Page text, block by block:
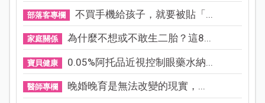
部落客專欄 不買手機給孩子，就要被貼「...
家庭關係 為什麼不想或不敢生二胎？這8...
寶貝健康 0.05%阿托品近視控制眼藥水納...
醫師專欄 晚婚晚育是無法改變的現實，...